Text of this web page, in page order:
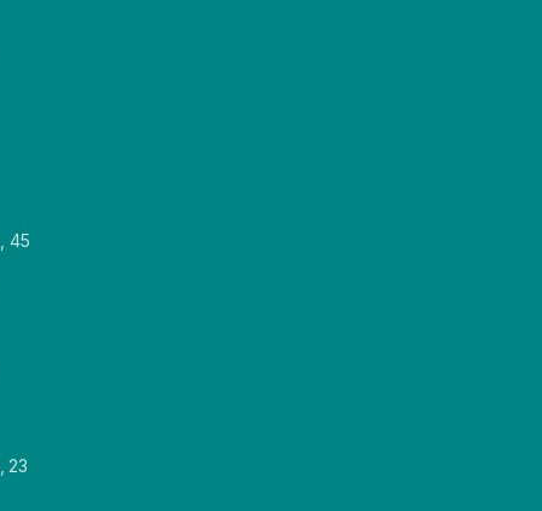
45
23